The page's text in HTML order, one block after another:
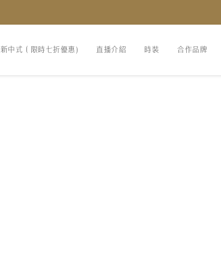
新中式（限時七折優惠) 直播介紹 時裝 合作品牌